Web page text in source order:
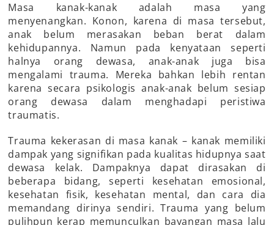
Masa kanak-kanak adalah masa yang
menyenangkan. Konon, karena di masa tersebut,
anak belum merasakan beban berat dalam
kehidupannya. Namun pada kenyataan seperti
halnya orang dewasa, anak-anak juga bisa
mengalami trauma. Mereka bahkan lebih rentan
karena secara psikologis anak-anak belum sesiap
orang dewasa dalam menghadapi peristiwa
traumatis.
Trauma kekerasan di masa kanak – kanak memiliki
dampak yang signifikan pada kualitas hidupnya saat
dewasa kelak. Dampaknya dapat dirasakan di
beberapa bidang, seperti kesehatan emosional,
kesehatan fisik, kesehatan mental, dan cara dia
memandang dirinya sendiri. Trauma yang belum
pulihpun kerap memunculkan bayangan masa lalu